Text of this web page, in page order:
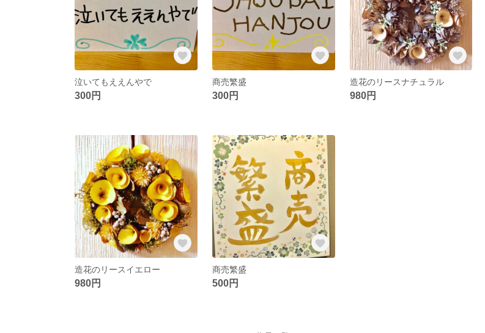
泣いてもええんやで
300円
商売繁盛
300円
造花のリースナチュラル
980円
造花のリースイエロー
980円
商売繁盛
500円